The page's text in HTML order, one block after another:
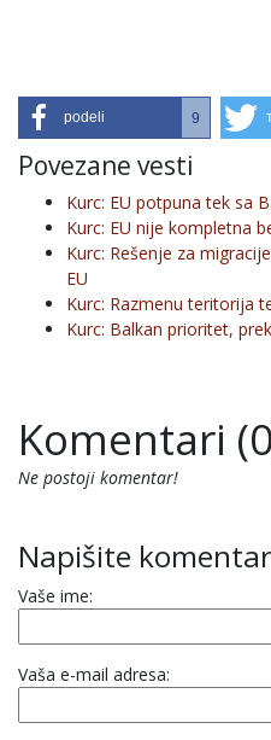
podeli 9
Povezane vesti
Kurc: EU potpuna tek sa
Kurc: EU nije kompletna
Kurc: Rešenje za
EU
Kurc: Razmenu teritorija
Kurc: Balkan prioritet,
Komentari
Ne postoji komentar!
Napišite komentar
Vaše ime:
Vaša e-mail adresa: